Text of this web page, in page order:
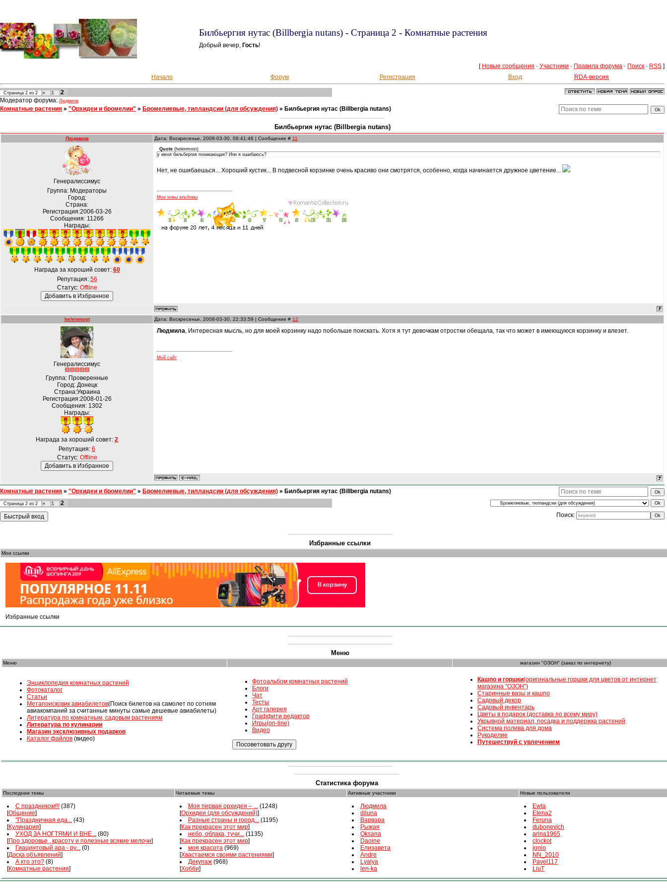
Билбьергия нутас (Billbergia nutans) - Страница 2 - Комнатные растения
Добрый вечер, Гость!
[ Новые сообщения · Участники · Правила форума · Поиск · RSS ]
Начало
Форум Регистрация Вход RDA-версия
Страница 2 из 2 « 1
2
Модератор форума: Людмила
Комнатные растения » "Орхидеи и бромелии" » Бромелиевые, тилландсии (для обсуждения) » Билбьергия нутас (Billbergia nutans)
Билбьергия нутас (Billbergia nutans)
Людмила Дата: Воскресенье, 2008-03-30, 09:41:46 | Сообщение # 11
Генералиссимус
Группа: Модераторы
Город:
Страна:
Регистрация:2006-03-26
Сообщения: 11266
Награды:
Награда за хороший совет: 60
Репутация: 56
Статус: Offline
Quote (helenmost)
у меня бильбергия поникающая? Или я ошибаюсь?
Нет, не ошибаешься... Хороший кустик... В подвесной корзинке очень красиво они смотрятся, особенно, когда начинается дружное цветение...
Мои новы альбомы
helenmost Дата: Воскресенье, 2008-03-30, 22:33:59 | Сообщение # 12
Генералиссимус
Группа: Проверенные
Город: Донецк
Страна:Украина
Регистрация:2008-01-26
Сообщения: 1302
Награды:
Награда за хороший совет: 2
Репутация: 6
Статус: Offline
Людмила, Интересная мысль, но для моей корзинку надо побольше поискать. Хотя я тут девочкам отростки обещала, так что может в имеющуюся корзинку и влезет.
Мой сайт
Комнатные растения » "Орхидеи и бромелии" » Бромелиевые, тилландсии (для обсуждения) » Билбьергия нутас (Billbergia nutans)
Страница 2 из 2 « 1
2
Поиск:
Избранные ссылки
Мои ссылки
Избранные ссылки
Меню
Меню магазин "ОЗОН" (заказ по интернету)
Энциклопедия комнатных растений
Фотокаталог
Статьи
Mетапоисковик авиабилетов(Поиск билетов на самолет по сотням
авиакомпаний за считанные минуты самые дешевые авиабилеты)
Литература по комнатным, садовым растениям
Литература по кулинарии
Магазин эксклюзивных подарков
Каталог файлов (видео)
Фотоальбом комнатных растений
Блоги
Чат
Тесты
Арт галерея
Граффити редактор
Игры(on-line)
Видео
Кашпо и горшки(оригинальные горшки для цветов от интернет
магазина "ОЗОН")
Старинные вазы и кашпо
Садовый декор
Садовый инвентарь
Цветы в подарок (доставка по всему миру)
Укрывной материал, посадка и поддержка растений
Система полива для дома
Рукоделие
Путешествуй с увлечением
Статистика форума
Последнии темы Читаемые темы Активные участники Новые пользователи
С праздником!!! (387)
[Общение]
"Праздничная еда... (43)
[Кулинария]
УХОД ЗА НОГТЯМИ И ВНЕ... (80)
[Про здоровье , красоту и полезные всякие мелочи]
Гиацинтовый ара - ру... (0)
[Доска объявлений]
А кто это? (8)
[Комнатные растения]
Моя первая орхидея – ... (1248)
[Орхидеи (для обсуждений)]
Разные страны и город... (1195)
[Как прекрасен этот мир]
небо, облака, тучи... (1135)
[Как прекрасен этот мир]
моя красота (969)
[Хвастаемся своими растениями]
Декупаж (968)
[Хобби]
Людмила
diluna
Варвара
Рыжая
Oksana
Daoine
Елизавета
Andre
Lyalya
len-ka
Ewta
Elena2
Feruna
dubonevich
arina1965
clockot
ignio
NN_2010
Pavel117
LiuT